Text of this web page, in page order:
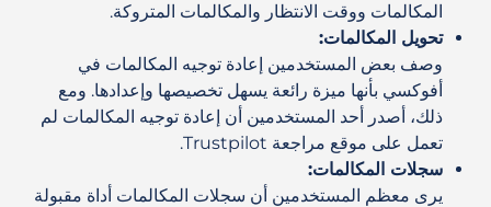
المكالمات ووقت الانتظار والمكالمات المتروكة.
تحويل المكالمات:
وصف بعض المستخدمين إعادة توجيه المكالمات في
أفوكسي بأنها ميزة رائعة يسهل تخصيصها وإعدادها. ومع
ذلك، أصدر أحد المستخدمين أن إعادة توجيه المكالمات لم
تعمل على موقع مراجعة Trustpilot.
سجلات المكالمات:
يرى معظم المستخدمين أن سجلات المكالمات أداة مقبولة